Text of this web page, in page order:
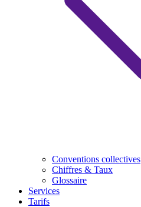
Conventions collectives
Chiffres & Taux
Glossaire
Services
Tarifs